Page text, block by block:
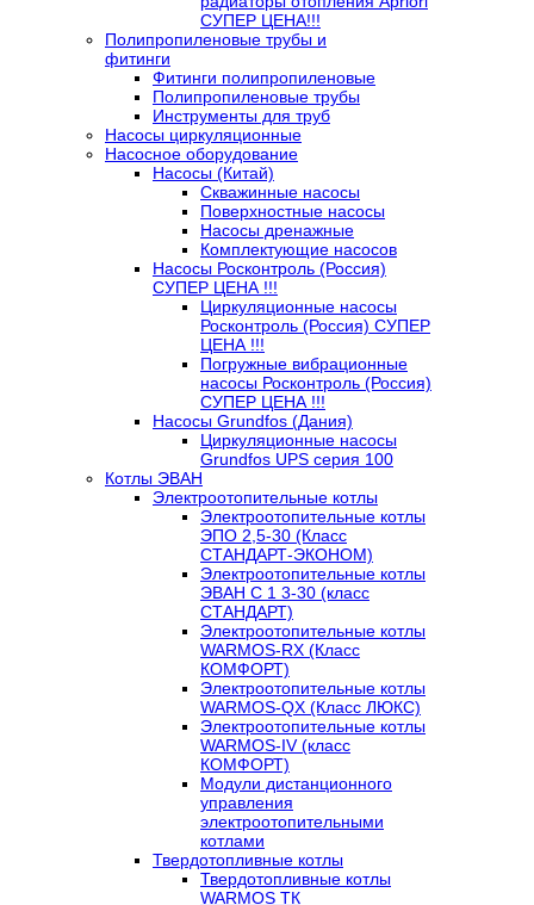
СУПЕР ЦЕНА!!!
Полипропиленовые трубы и
фитинги
Фитинги полипропиленовые
Полипропиленовые трубы
Инструменты для труб
Насосы циркуляционные
Насосное оборудование
Насосы (Китай)
Скважинные насосы
Поверхностные насосы
Насосы дренажные
Комплектующие насосов
Насосы Росконтроль (Россия)
СУПЕР ЦЕНА !!!
Циркуляционные насосы
Росконтроль (Россия) СУПЕР
ЦЕНА !!!
Погружные вибрационные
насосы Росконтроль (Россия)
СУПЕР ЦЕНА !!!
Насосы Grundfos (Дания)
Циркуляционные насосы
Grundfos UPS серия 100
Котлы ЭВАН
Электроотопительные котлы
Электроотопительные котлы
ЭПО 2,5-30 (Класс
СТАНДАРТ-ЭКОНОМ)
Электроотопительные котлы
ЭВАН С 1 3-30 (класс
СТАНДАРТ)
Электроотопительные котлы
WARMOS-RX (Класс
КОМФОРТ)
Электроотопительные котлы
WARMOS-QX (Класс ЛЮКС)
Электроотопительные котлы
WARMOS-IV (класс
КОМФОРТ)
Модули дистанционного
управления
электроотопительными
котлами
Твердотопливные котлы
Твердотопливные котлы
WARMOS TК